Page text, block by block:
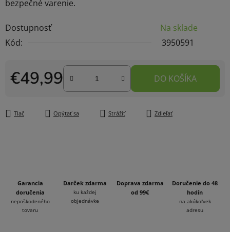
bezpečné varenie.
Dostupnosť
Na sklade
Kód:
3950591
€49,99
Jednotková cena:
DO KOŠÍKA
Tlač Opýtať sa Strážiť Zdieľať
Garancia
doručenia
nepoškodeného
tovaru
Darček zdarma
ku každej
objednávke
Doprava zdarma
od 99€
Doručenie do 48
hodín
na akúkoľvek
adresu